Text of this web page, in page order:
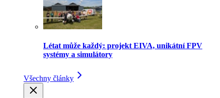
Létat může každý: projekt EIVA, unikátní FPV
systémy a simulátory
Všechny články